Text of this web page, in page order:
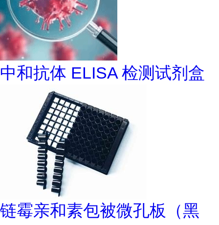
中和抗体 ELISA 检测试剂盒
链霉亲和素包被微孔板（黑